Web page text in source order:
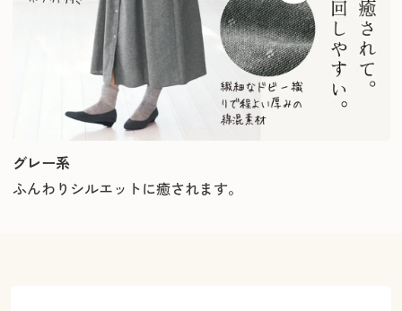
グレー系
ふんわりシルエットに癒されます。